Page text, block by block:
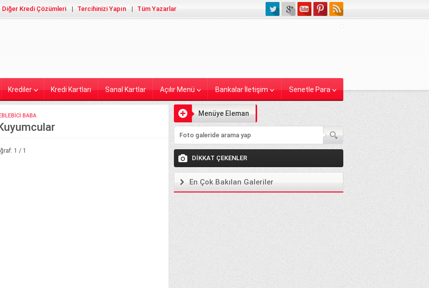
Diğer Kredi Çözümleri Tercihinizi Yapın Tüm Yazarlar
Krediler Kredi Kartları Sanal Kartlar Açılır Menü Bankalar İletişim Senetle Para
BABA
1 / 1
Menüye Eleman
Ekleyiniz
DİKKAT ÇEKENLER
En Çok Bakılan Galeriler